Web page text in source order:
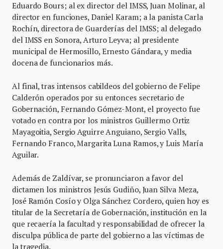
Eduardo Bours; al ex director del IMSS, Juan Molinar, al
director en funciones, Daniel Karam; a la panista Carla
Rochín, directora de Guarderías del IMSS; al delegado
del IMSS en Sonora, Arturo Leyva; al presidente
municipal de Hermosillo, Ernesto Gándara, y media
docena de funcionarios más.
Al final, tras intensos cabildeos del gobierno de Felipe
Calderón operados por su entonces secretario de
Gobernación, Fernando Gómez-Mont, el proyecto fue
votado en contra por los ministros Guillermo Ortiz
Mayagoitia, Sergio Aguirre Anguiano, Sergio Valls,
Fernando Franco, Margarita Luna Ramos, y Luis María
Aguilar.
Además de Zaldívar, se pronunciaron a favor del
dictamen los ministros Jesús Gudiño, Juan Silva Meza,
José Ramón Cosío y Olga Sánchez Cordero, quien hoy es
titular de la Secretaría de Gobernación, institución en la
que recaería la facultad y responsabilidad de ofrecer la
disculpa pública de parte del gobierno a las víctimas de
la tragedia.